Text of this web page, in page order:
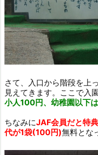
さて、入口から階段を上
見えてきます。ここで入
小人100円、幼稚園以下
ちなみにJAF会員だと特
代が1袋(100円)無料とな